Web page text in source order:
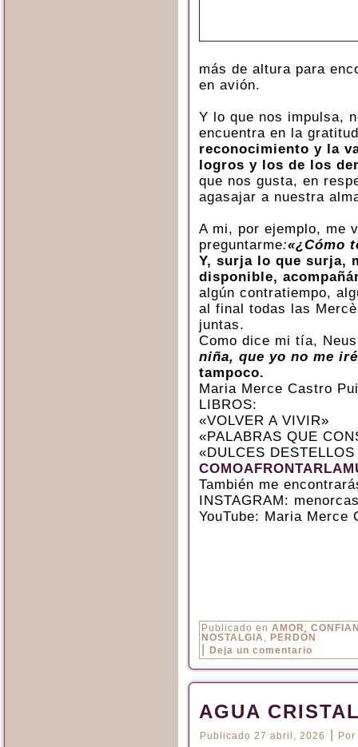
más de altura para
en avión.
Y lo que nos impulsa,
encuentra en la
reconocimiento y la
logros y los de los
que nos gusta, en
agasajar a nuestra
A mi, por ejemplo, me
preguntarme:«¿Cómo
Y, surja lo que surja,
disponible,
algún contratiempo,
al final todas las
juntas.
Como dice mi tía,
niña, que yo no me
tampoco.
Maria Merce Castro
LIBROS:
«VOLVER A VIVIR»
«PALABRAS QUE
«DULCES
También me
INSTAGRAM:
YouTube: Maria Merce
Publicado en AMOR ,
NOSTALGIA , PERDÓN
Deja un comentario
AGUA
Publicado 27 abril, 2026 Por